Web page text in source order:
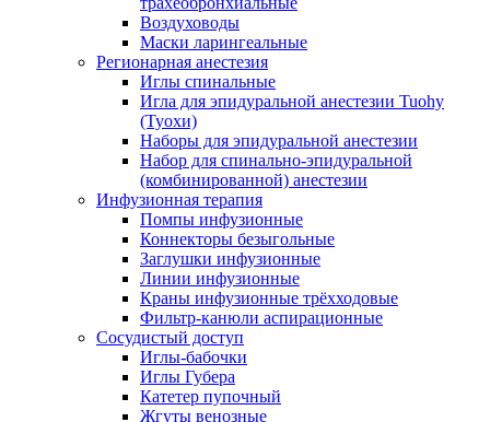
Воздуховоды
Маски ларингеальные
Регионарная анестезия
Иглы спинальные
Игла для эпидуральной анестезии Tuohy
(Туохи)
Наборы для эпидуральной анестезии
Набор для спинально-эпидуральной
(комбинированной) анестезии
Инфузионная терапия
Помпы инфузионные
Коннекторы безыгольные
Заглушки инфузионные
Линии инфузионные
Краны инфузионные трёхходовые
Фильтр-канюли аспирационные
Сосудистый доступ
Иглы-бабочки
Иглы Губера
Катетер пупочный
Жгуты венозные